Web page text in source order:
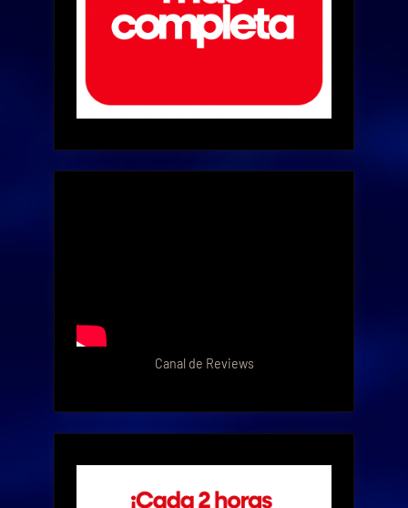
Canal de Reviews